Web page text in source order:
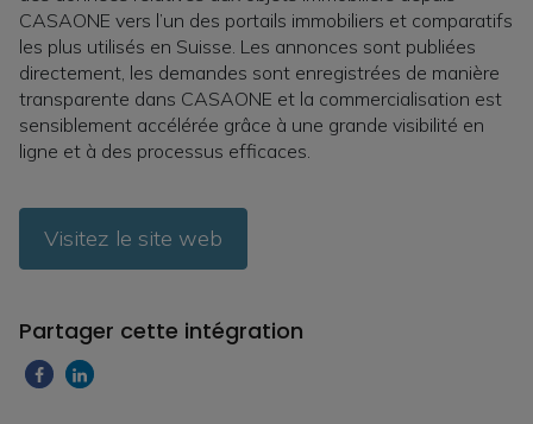
CASAONE vers l’un des portails immobiliers et comparatifs
les plus utilisés en Suisse. Les annonces sont publiées
directement, les demandes sont enregistrées de manière
transparente dans CASAONE et la commercialisation est
sensiblement accélérée grâce à une grande visibilité en
ligne et à des processus efficaces.
Visitez le site web
Partager cette intégration